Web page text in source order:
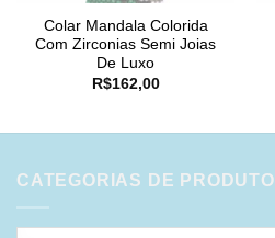
Colar Mandala Colorida
Com Zirconias Semi Joias
De Luxo
R$162,00
CATEGORIAS DE PRODUTO